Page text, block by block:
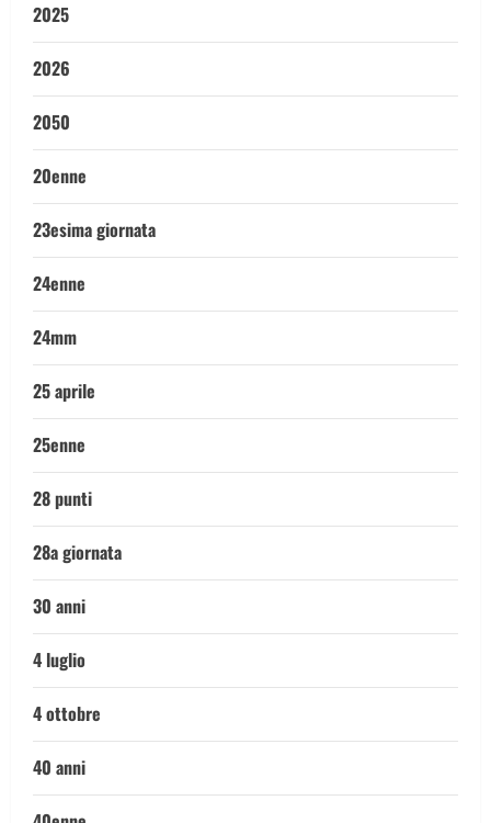
2025
2026
2050
20enne
23esima giornata
24enne
24mm
25 aprile
25enne
28 punti
28a giornata
30 anni
4 luglio
4 ottobre
40 anni